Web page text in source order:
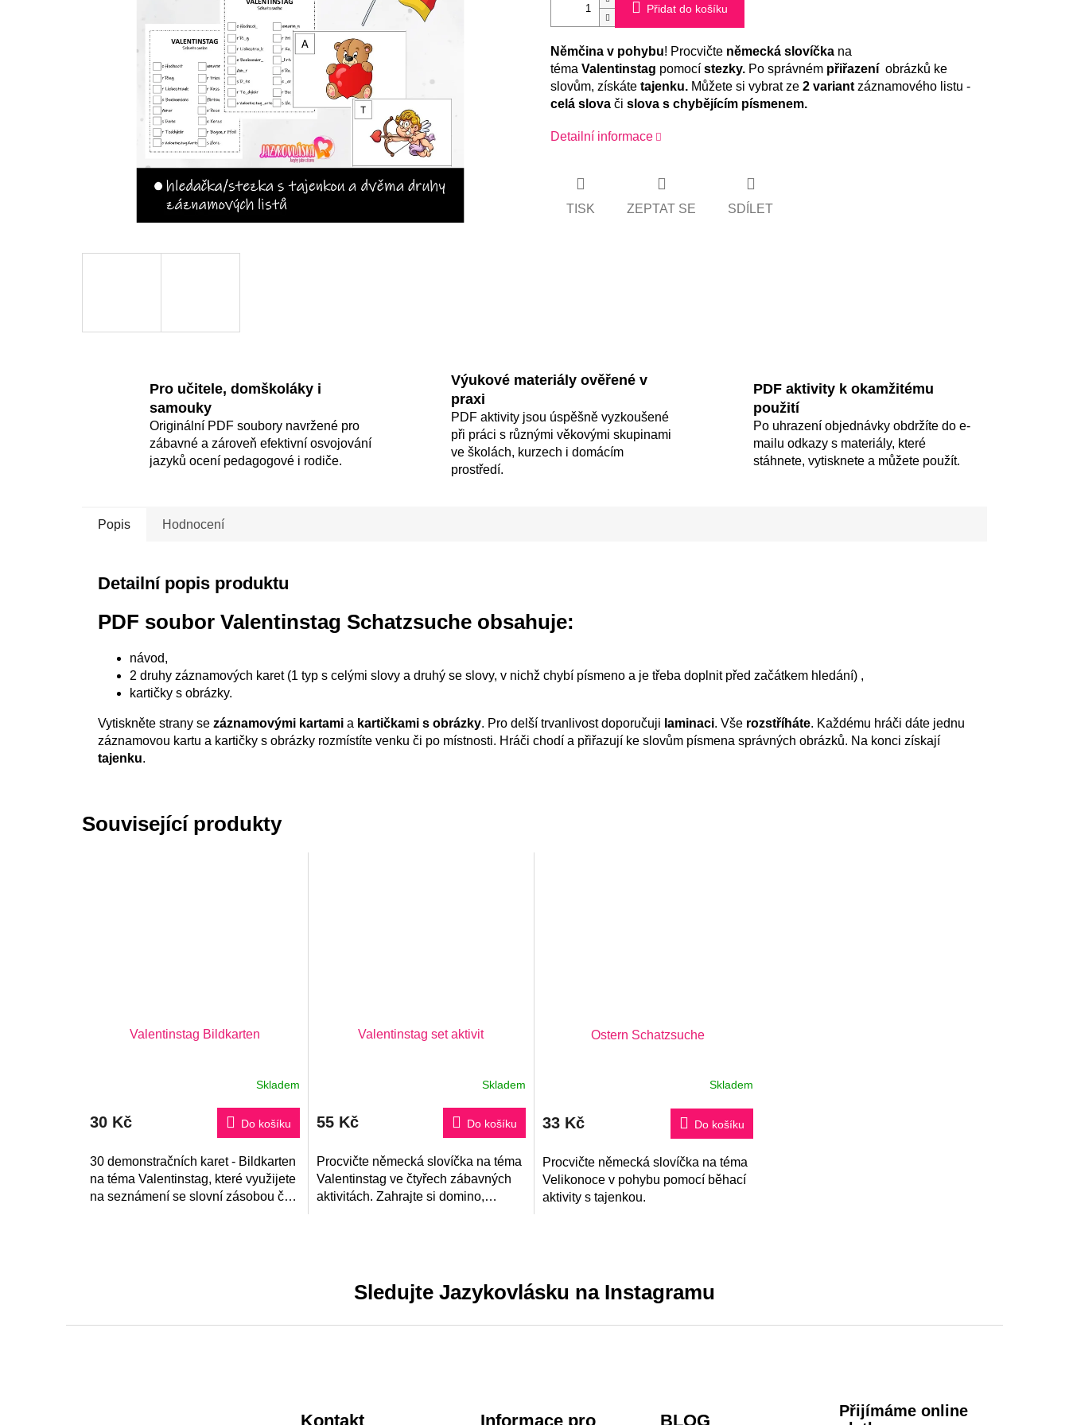
Přidat do košíku
Němčina v pohybu! Procvičte německá slovíčka na
téma Valentinstag pomocí stezky. Po správném přiřazení obrázků ke
slovům, získáte tajenku. Můžete si vybrat ze 2 variant záznamového listu -
celá slova či slova s chybějícím písmenem.
Detailní informace
TISK ZEPTAT SE SDÍLET
Pro učitele, domškoláky i
samouky
Originální PDF soubory navržené pro
zábavné a zároveň efektivní osvojování
jazyků ocení pedagogové i rodiče.
Výukové materiály ověřené v
praxi
PDF aktivity jsou úspěšně vyzkoušené
při práci s různými věkovými skupinami
ve školách, kurzech i domácím
prostředí.
PDF aktivity k okamžitému
použití
Po uhrazení objednávky obdržíte do e-
mailu odkazy s materiály, které
stáhnete, vytisknete a můžete použít.
Popis Hodnocení
Detailní popis produktu
PDF soubor Valentinstag Schatzsuche obsahuje:
návod,
2 druhy záznamových karet (1 typ s celými slovy a druhý se slovy, v nichž chybí písmeno a je třeba doplnit před začátkem hledání) ,
kartičky s obrázky.
Vytiskněte strany se záznamovými kartami a kartičkami s obrázky. Pro delší trvanlivost doporučuji laminaci. Vše rozstříháte. Každému hráči dáte jednu
záznamovou kartu a kartičky s obrázky rozmístíte venku či po místnosti. Hráči chodí a přiřazují ke slovům písmena správných obrázků. Na konci získají
tajenku.
Související produkty
Valentinstag Bildkarten
Skladem
30 Kč Do košíku
30 demonstračních karet - Bildkarten
na téma Valentinstag, které využijete
na seznámení se slovní zásobou či
Valentinstag set aktivit
je
5
hvězdiček.
Skladem
55 Kč Do košíku
Procvičte německá slovíčka na téma
Valentinstag ve čtyřech zábavných
aktivitách. Zahrajte si domino,
Ostern Schatzsuche
Skladem
33 Kč Do košíku
Procvičte německá slovíčka na téma
Velikonoce v pohybu pomocí běhací
aktivity s tajenkou.
Sledujte Jazykovlásku na Instagramu
Kontakt
Informace pro
BLOG
Přijímáme online